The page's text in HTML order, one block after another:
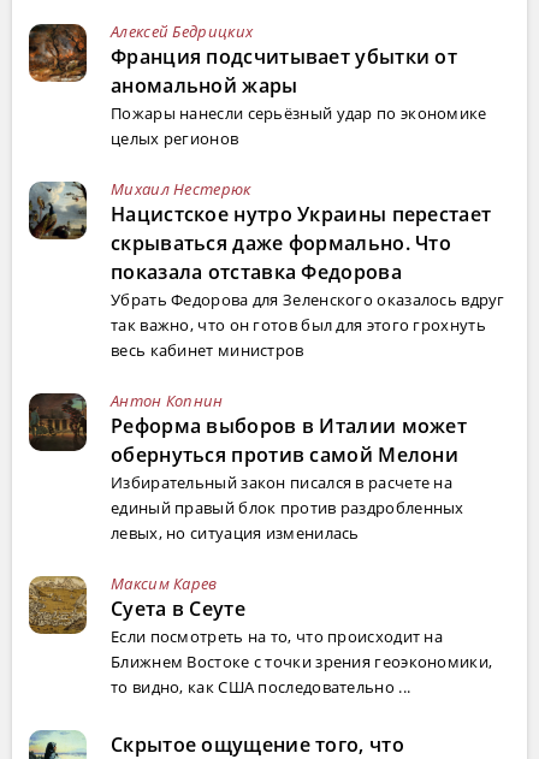
Алексей Бедрицких
Франция подсчитывает убытки от
аномальной жары
Пожары нанесли серьёзный удар по экономике
целых регионов
Михаил Нестерюк
Нацистское нутро Украины перестает
скрываться даже формально. Что
показала отставка Федорова
Убрать Федорова для Зеленского оказалось вдруг
так важно, что он готов был для этого грохнуть
весь кабинет министров
Антон Копнин
Реформа выборов в Италии может
обернуться против самой Мелони
Избирательный закон писался в расчете на
единый правый блок против раздробленных
левых, но ситуация изменилась
Максим Карев
Суета в Сеуте
Если посмотреть на то, что происходит на
Ближнем Востоке с точки зрения геоэкономики,
то видно, как США последовательно ...
Скрытое ощущение того, что